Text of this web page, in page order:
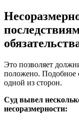
Это позволяет
положено. Подобное
одной из сторон.
Суд вывел
несоразмерности: